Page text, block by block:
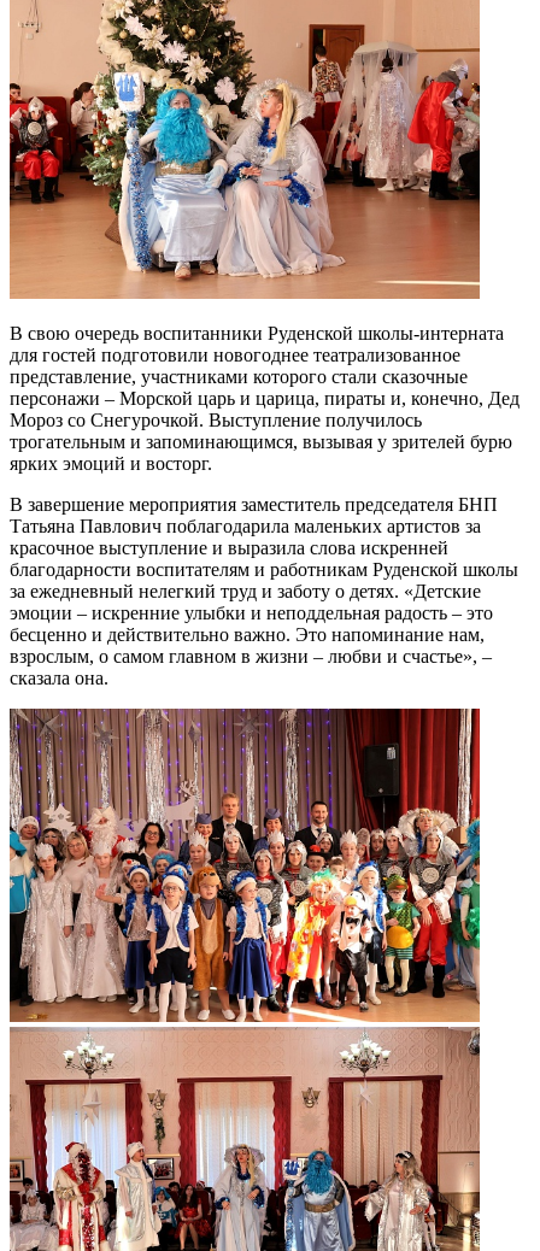
В свою очередь воспитанники Руденской школы-интерната
для гостей подготовили новогоднее театрализованное
представление, участниками которого стали сказочные
персонажи – Морской царь и царица, пираты и, конечно, Дед
Мороз со Снегурочкой. Выступление получилось
трогательным и запоминающимся, вызывая у зрителей бурю
ярких эмоций и восторг.
В завершение мероприятия заместитель председателя БНП
Татьяна Павлович поблагодарила маленьких артистов за
красочное выступление и выразила слова искренней
благодарности воспитателям и работникам Руденской школы
за ежедневный нелегкий труд и заботу о детях. «Детские
эмоции – искренние улыбки и неподдельная радость – это
бесценно и действительно важно. Это напоминание нам,
взрослым, о самом главном в жизни – любви и счастье», –
сказала она.